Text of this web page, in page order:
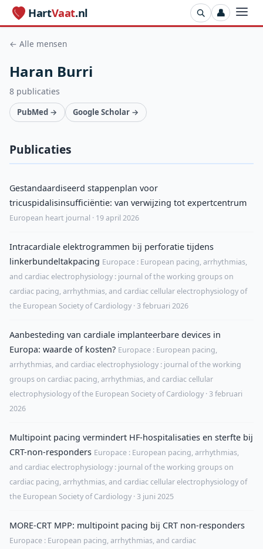
HartVaat.nl 👤
← Alle mensen
Haran Burri
8 publicaties
PubMed → Google Scholar →
Publicaties
Gestandaardiseerd stappenplan voor
tricuspidalisinsufficiëntie: van verwijzing tot expertcentrum
European heart journal · 19 april 2026
Intracardiale elektrogrammen bij perforatie tijdens
linkerbundeltakpacing Europace : European pacing, arrhythmias,
and cardiac electrophysiology : journal of the working groups on
cardiac pacing, arrhythmias, and cardiac cellular electrophysiology of
the European Society of Cardiology · 3 februari 2026
Aanbesteding van cardiale implanteerbare devices in
Europa: waarde of kosten? Europace : European pacing,
arrhythmias, and cardiac electrophysiology : journal of the working
groups on cardiac pacing, arrhythmias, and cardiac cellular
electrophysiology of the European Society of Cardiology · 3 februari
2026
Multipoint pacing vermindert HF-hospitalisaties en sterfte bij
CRT-non-responders Europace : European pacing, arrhythmias,
and cardiac electrophysiology : journal of the working groups on
cardiac pacing, arrhythmias, and cardiac cellular electrophysiology of
the European Society of Cardiology · 3 juni 2025
MORE-CRT MPP: multipoint pacing bij CRT non-responders
Europace : European pacing, arrhythmias, and cardiac